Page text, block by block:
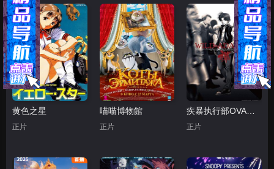
黄色之星
正片
喵喵博物館
正片
疾暴执行部OVA：禅
正片